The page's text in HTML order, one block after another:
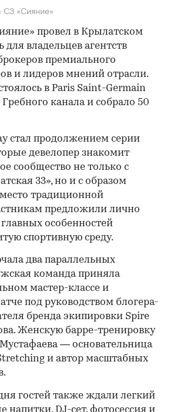
«Сияние»
провел в Крылатском
владельцев агентств
премиального
и лидеров мнений отрасли.
в Paris Saint-Germain
Гребного канала и собрало 50
стал продолжением серии
девелопер знакомит
сообщество не только с
33», но и с образом
традиционной
предложили лично
особенностей
спортивную среду.
два параллельных
команда приняла
мастер-классе и
под руководством блогера-
бренда экипировки Spire
Женскую барре-тренировку
— основательница
и автор масштабных
гостей также ждали легкий
напитки, DJ-сет, фотосессия и